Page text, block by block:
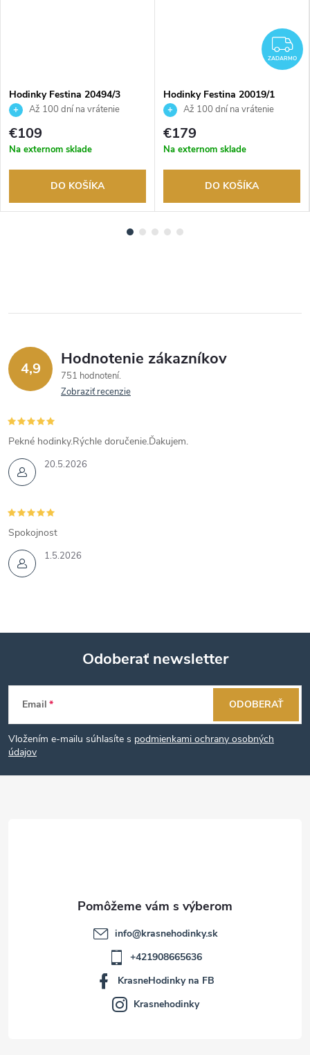
Hodinky Festina 20494/3
Až 100 dní na vrátenie
tovaru. Autorizovaný predajca.
€109
Na externom sklade
DO KOŠÍKA
ZADARMO
Hodinky Festina 20019/1
Až 100 dní na vrátenie
tovaru. Autorizovaný predajca.
€179
Na externom sklade
DO KOŠÍKA
4,9 Hodnotenie zákazníkov
751 hodnotení
Zobraziť recenzie
20.5.2026
Pekné hodinky.Rýchle doručenie.Ďakujem.
1.5.2026
Spokojnost
Z
á
p
Odoberať newsletter
Email
Vložením e-mailu súhlasíte s podmienkami ochrany osobných
údajov
ODOBERAŤ
info@krasnehodinky.sk
+421908665636
KrasneHodinky na FB
Krasnehodinky